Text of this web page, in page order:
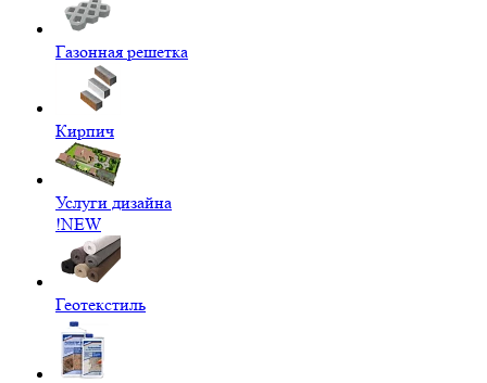
Газонная решетка
Кирпич
Услуги дизайна
!NEW
Геотекстиль